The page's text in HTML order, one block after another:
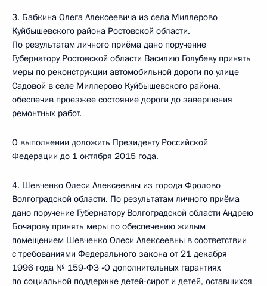
3. Бабкина Олега Алексеевича из села Миллерово
Куйбышевского района Ростовской области.
По результатам личного приёма дано поручение
Губернатору Ростовской области Василию Голубеву принять
меры по реконструкции автомобильной дороги по улице
Садовой в селе Миллерово Куйбышевского района,
обеспечив проезжее состояние дороги до завершения
ремонтных работ.
О выполнении доложить Президенту Российской
Федерации до 1 октября 2015 года.
4. Шевченко Олеси Алексеевны из города Фролово
Волгоградской области. По результатам личного приёма
дано поручение Губернатору Волгоградской области Андрею
Бочарову принять меры по обеспечению жилым
помещением Шевченко Олеси Алексеевны в соответствии
с требованиями Федерального закона от 21 декабря
1996 года № 159-ФЗ «О дополнительных гарантиях
по социальной поддержке детей-сирот и детей, оставшихся